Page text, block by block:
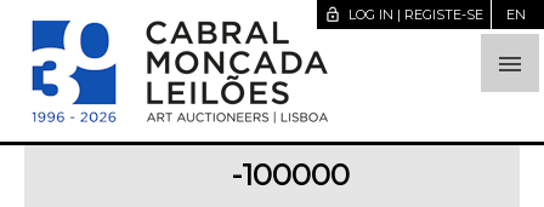

lock_open LOG IN | REGISTE-SE EN
-100000